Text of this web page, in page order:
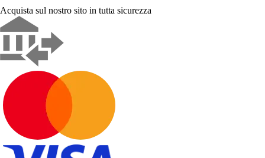
Acquista sul nostro sito in tutta sicurezza